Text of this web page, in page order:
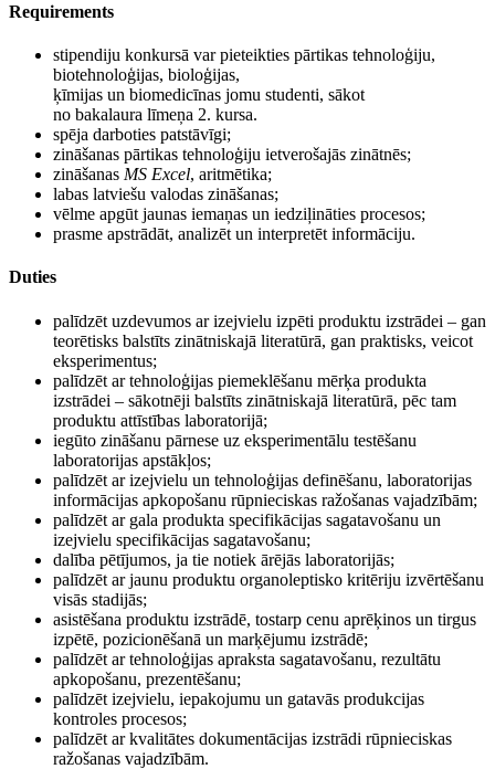
Requirements
stipendiju konkursā var pieteikties pārtikas tehnoloģiju,
biotehnoloģijas, bioloģijas,
ķīmijas un biomedicīnas jomu studenti, sākot
no bakalaura līmeņa 2. kursa.
spēja darboties patstāvīgi;
zināšanas pārtikas tehnoloģiju ietverošajās zinātnēs;
zināšanas MS Excel, aritmētika;
labas latviešu valodas zināšanas;
vēlme apgūt jaunas iemaņas un iedziļināties procesos;
prasme apstrādāt, analizēt un interpretēt informāciju.
Duties
palīdzēt uzdevumos ar izejvielu izpēti produktu izstrādei – gan
teorētisks balstīts zinātniskajā literatūrā, gan praktisks, veicot
eksperimentus;
palīdzēt ar tehnoloģijas piemeklēšanu mērķa produkta
izstrādei – sākotnēji balstīts zinātniskajā literatūrā, pēc tam
produktu attīstības laboratorijā;
iegūto zināšanu pārnese uz eksperimentālu testēšanu
laboratorijas apstākļos;
palīdzēt ar izejvielu un tehnoloģijas definēšanu, laboratorijas
informācijas apkopošanu rūpnieciskas ražošanas vajadzībām;
palīdzēt ar gala produkta specifikācijas sagatavošanu un
izejvielu specifikācijas sagatavošanu;
dalība pētījumos, ja tie notiek ārējās laboratorijās;
palīdzēt ar jaunu produktu organoleptisko kritēriju izvērtēšanu
visās stadijās;
asistēšana produktu izstrādē, tostarp cenu aprēķinos un tirgus
izpētē, pozicionēšanā un marķējumu izstrādē;
palīdzēt ar tehnoloģijas apraksta sagatavošanu, rezultātu
apkopošanu, prezentēšanu;
palīdzēt izejvielu, iepakojumu un gatavās produkcijas
kontroles procesos;
palīdzēt ar kvalitātes dokumentācijas izstrādi rūpnieciskas
ražošanas vajadzībām.